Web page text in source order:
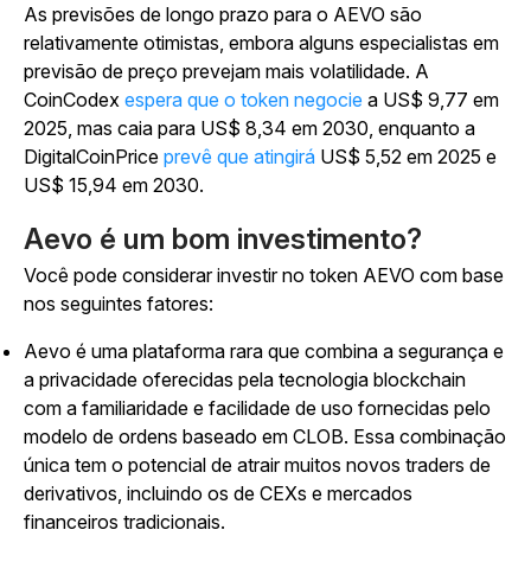
As previsões de longo prazo para o AEVO são
relativamente otimistas, embora alguns especialistas em
previsão de preço prevejam mais volatilidade. A
CoinCodex espera que o token negocie a US$ 9,77 em
2025, mas caia para US$ 8,34 em 2030, enquanto a
DigitalCoinPrice prevê que atingirá US$ 5,52 em 2025 e
US$ 15,94 em 2030.
Aevo é um bom investimento?
Você pode considerar investir no token AEVO com base
nos seguintes fatores:
Aevo é uma plataforma rara que combina a segurança e
a privacidade oferecidas pela tecnologia blockchain
com a familiaridade e facilidade de uso fornecidas pelo
modelo de ordens baseado em CLOB. Essa combinação
única tem o potencial de atrair muitos novos traders de
derivativos, incluindo os de CEXs e mercados
financeiros tradicionais.